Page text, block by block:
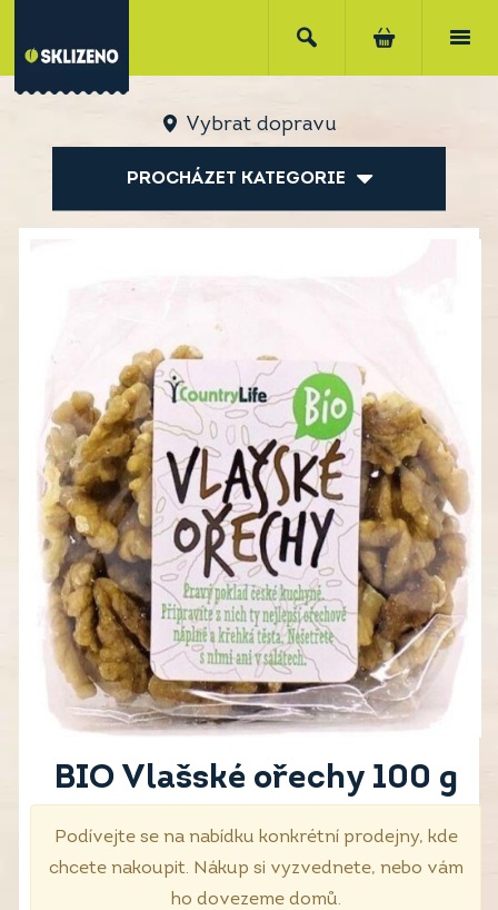
Vybrat dopravu
PROCHÁZET KATEGORIE
BIO Vlašské ořechy 100 g
Podívejte se na nabídku konkrétní prodejny, kde
chcete nakoupit. Nákup si vyzvednete, nebo vám
ho dovezeme domů.